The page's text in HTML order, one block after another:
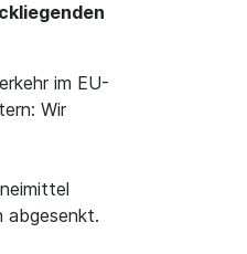
im EU-
Wir
abgesenkt.